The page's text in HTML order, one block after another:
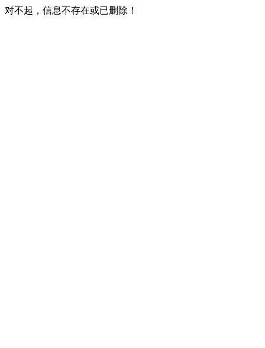
对不起，信息不存在或已删除！